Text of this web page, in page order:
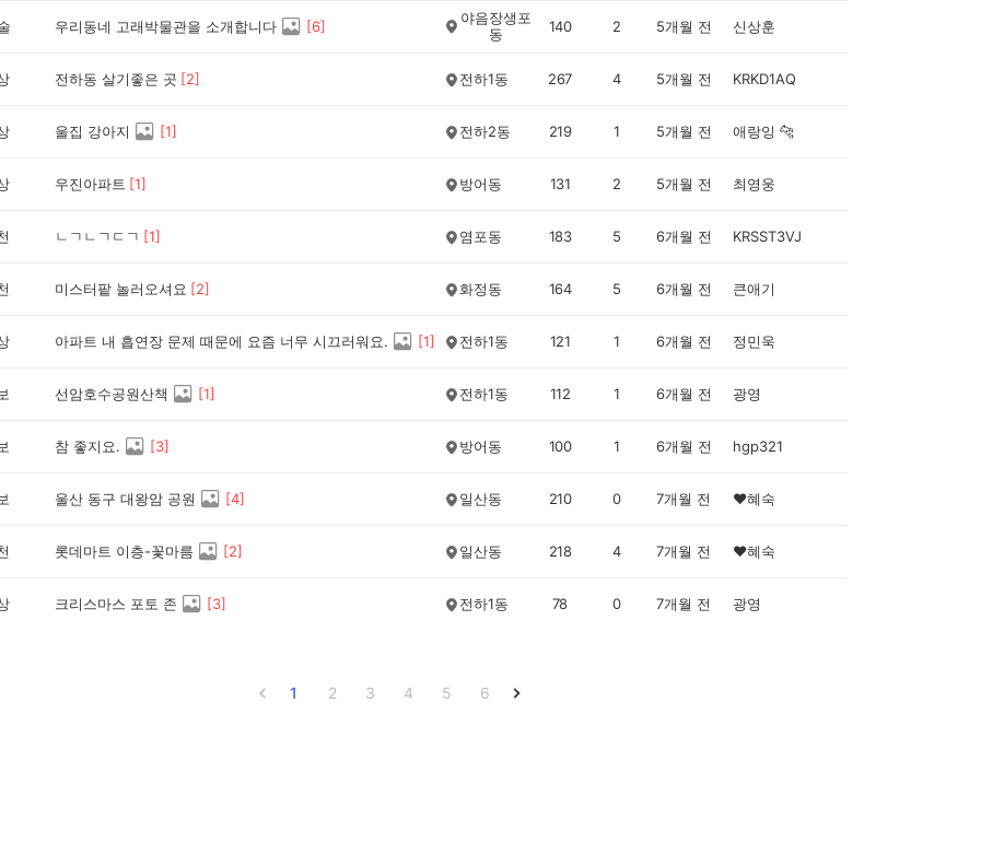
우리동네 고래박물관을 소개합니다 [6]
야음장생포
동
140 2 5개월 전 신상훈
전하동 살기좋은 곳 [2] 전하1동 267 4 5개월 전 KRKD1AQ
울집 강아지 [1] 전하2동 219 1 5개월 전 애랑잉 🐆
우진아파트 [1] 방어동 131 2 5개월 전 최영웅
ㄴㄱㄴㄱㄷㄱ [1] 염포동 183 5 6개월 전 KRSST3VJ
미스터팥 놀러오셔요 [2] 화정동 164 5 6개월 전 큰애기
아파트 내 흡연장 문제 때문에 요즘 너무 시끄러워요. [1] 전하1동 121 1 6개월 전 정민욱
선암호수공원산책 [1] 전하1동 112 1 6개월 전 광영
참 좋지요. [3] 방어동 100 1 6개월 전 hgp321
울산 동구 대왕암 공원 [4] 일산동 210 0 7개월 전 ❤️혜숙
롯데마트 이층-꽃마름 [2] 일산동 218 4 7개월 전 ❤️혜숙
크리스마스 포토 존 [3] 전하1동 78 0 7개월 전 광영
1 2 3 4 5 6